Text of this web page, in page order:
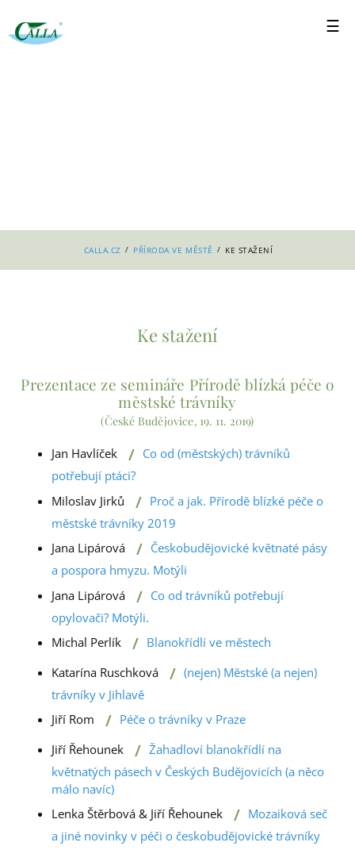
CALLA.CZ / PŘÍRODA VE MĚSTĚ / KE STAŽENÍ
Ke stažení
Prezentace ze semináře Přírodě blízká péče o
městské trávníky
(České Budějovice, 19. 11. 2019)
Jan Havlíček / Co od (městských) trávníků
potřebují ptáci?
Miloslav Jirků
/ Proč a jak. Přírodě blízké péče o
městské trávníky 2019
Jana Lipárová
/ Českobudějovické květnaté pásy
a pospora hmyzu. Motýli
Jana Lipárová
/ Co od trávníků potřebují
opylovači? Motýli.
Michal Perlík
/ Blanokřídlí ve městech
Katarína Ruschková
/ (nejen) Městské (a nejen)
trávníky v Jihlavě
Jiří Rom
/ Péče o trávníky v Praze
Jiří Řehounek
/ Žahadloví blanokřídlí na
květnatých pásech v Českých Budějovicích (a něco
málo navíc)
Lenka Štěrbová & Jiří Řehounek
/ Mozaiková seč
a jiné novinky v péči o českobudějovické trávníky